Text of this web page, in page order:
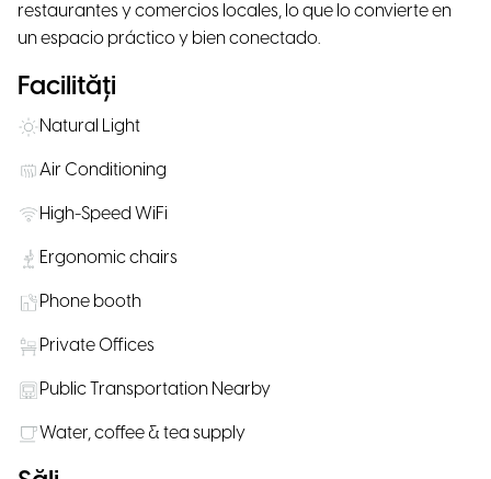
restaurantes y comercios locales, lo que lo convierte en
un espacio práctico y bien conectado.
Facilități
Natural Light
Air Conditioning
High-Speed WiFi
Ergonomic chairs
Phone booth
Private Offices
Public Transportation Nearby
Water, coffee & tea supply